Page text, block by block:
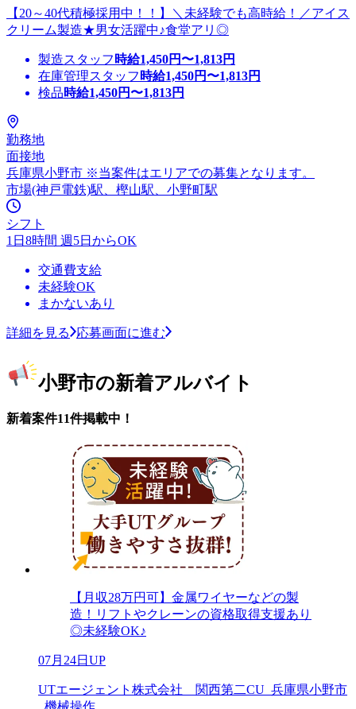
【20～40代積極採用中！！】＼未経験でも高時給！／アイス
クリーム製造★男女活躍中♪食堂アリ◎
製造スタッフ 時給1,450円〜1,813円
在庫管理スタッフ 時給1,450円〜1,813円
検品時給1,450円〜1,813円
勤務地
面接地
兵庫県小野市 ※当案件はエリアでの募集となります。
市場(神戸電鉄)駅、樫山駅、小野町駅
シフト
1日8時間 週5日からOK
交通費支給
未経験OK
まかないあり
詳細を見る 応募画面に進む
小野市の新着アルバイト
新着案件11件掲載中！
【月収28万円可】金属ワイヤーなどの製
造！リフトやクレーンの資格取得支援あり
◎未経験OK♪
07月24日UP
UTエージェント株式会社 関西第二CU_兵庫県小野市